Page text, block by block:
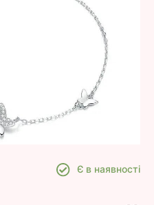
Є в наявності